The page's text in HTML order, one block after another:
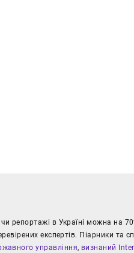
репортажі в Україні можна на
експертів. Піарники та
управління, визнаний